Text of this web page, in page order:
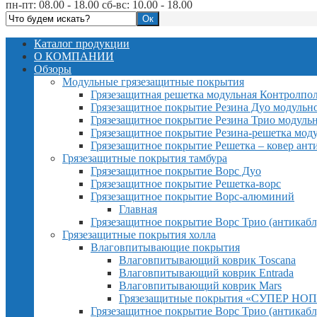
пн-пт: 08.00 - 18.00 сб-вс: 10.00 - 18.00
Каталог продукции
О КОМПАНИИ
Обзоры
Модульные грязезащитные покрытия
Грязезащитная решетка модульная
Грязезащитное покрытие Резина Дуо
Грязезащитное покрытие Резина Трио
Грязезащитное покрытие Резина-решетка
Грязезащитное покрытие Решетка – ковер
Грязезащитные покрытия тамбура
Грязезащитное покрытие Ворс Дуо
Грязезащитное покрытие Решетка-ворс
Грязезащитное покрытие Ворс-алюминий
Главная
Грязезащитное покрытие Ворс Трио
Грязезащитные покрытия холла
Влаговпитывающие покрытия
Влаговпитывающий коврик Toscana
Влаговпитывающий коврик Entrada
Влаговпитывающий коврик Mars
Грязезащитные покрытия «СУПЕР
Грязезащитное покрытие Ворс Трио